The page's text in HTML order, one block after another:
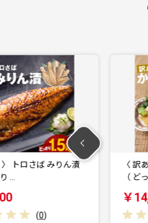
さば みりん漬
0)
〈 訳あり
（ どっさ
￥